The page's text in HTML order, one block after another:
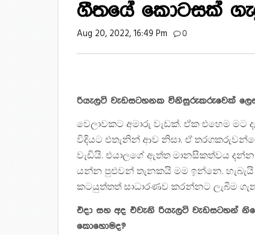
ගීතයේ කොටසක්
Aug 20, 2022, 16:49 Pm 0
රියැලටි වැඩසටහනක විනිසුරුකරුවෙක්
වෙලාවකට අමාරු වැඩක්. ඒක එහෙම
විදියට එතැනින් ආව නිසා. ඒ
වැඩියි. එයාලගේ ඇත්ත මානසිකත්වය
යන්න පුළුවන් තැනකයි මම ඉන්නෙ.
කටයුත්තත් සාධාරණව කරන්නට ලැබීම
එදා සහ අද එවැනි රියැලටි
කොහොමද?